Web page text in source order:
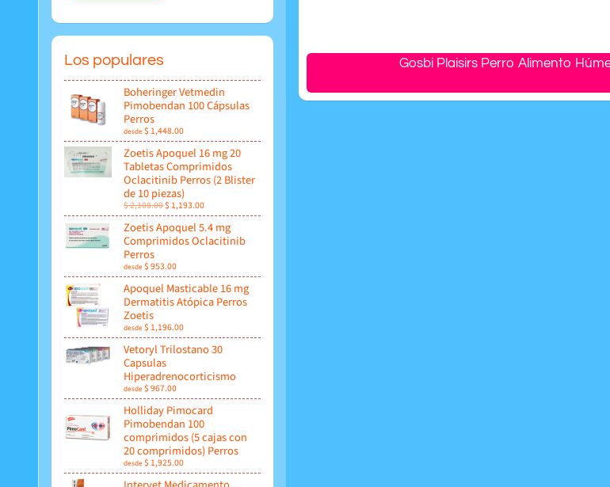
Los populares
Boheringer Vetmedin
Pimobendan 100 Cápsulas
Perros
desde$ 1,448.00
Zoetis Apoquel 16 mg 20
Tabletas Comprimidos
Oclacitinib Perros (2 Blister
de 10 piezas)
$ 2,108.00$ 1,193.00
Zoetis Apoquel 5.4 mg
Comprimidos Oclacitinib
Perros
desde$ 953.00
Apoquel Masticable 16 mg
Dermatitis Atópica Perros
Zoetis
desde$ 1,196.00
Vetoryl Trilostano 30
Capsulas
Hiperadrenocorticismo
desde$ 967.00
Holliday Pimocard
Pimobendan 100
comprimidos (5 cajas con
20 comprimidos) Perros
desde$ 1,925.00
Gosbi Plaisirs Perro Alimento